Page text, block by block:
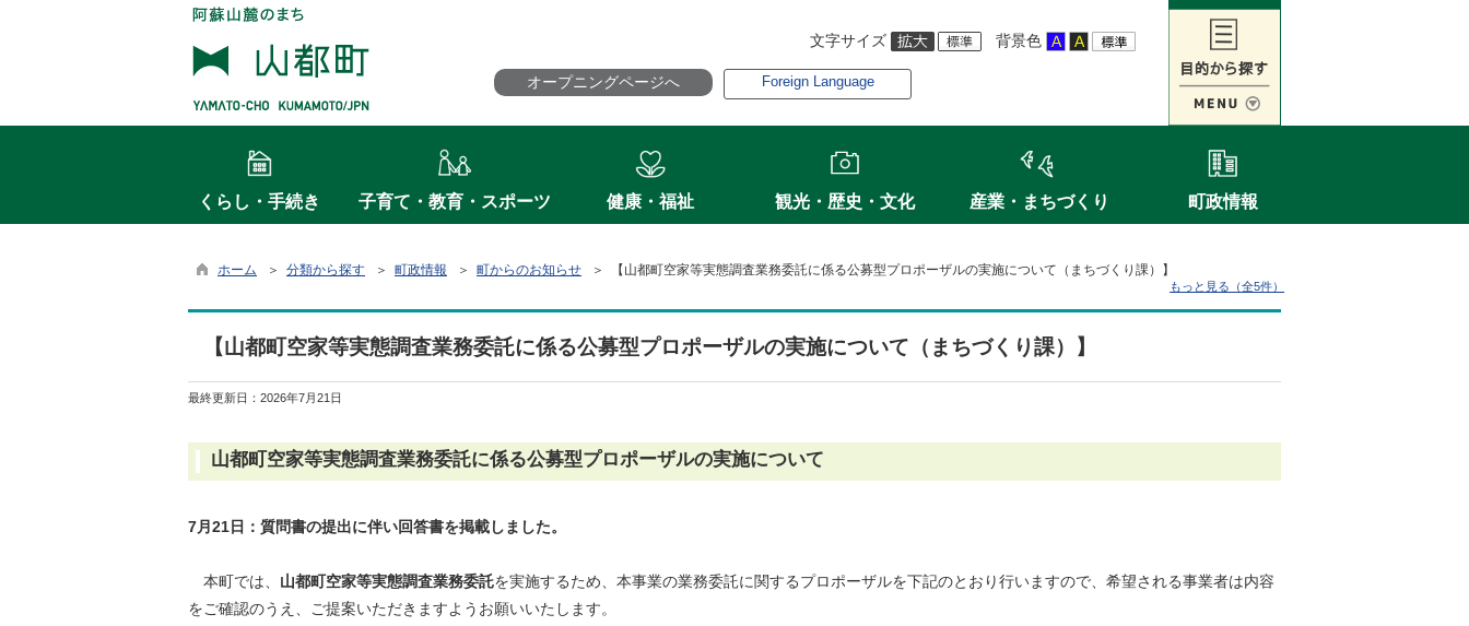
文字サイズ 背景色
オープニングページへ Foreign Language
くらし・手続き 子育て・教育・スポーツ 健康・福祉 観光・歴史・文化 産業・まちづくり 町政情報
ホーム ＞ 分類から探す ＞ 町政情報 ＞ 町からのお知らせ ＞ 【山都町空家等実態調査業務委託に係る公募型プロポーザルの実施について（まちづくり課）】
もっと見る（全5件）
【山都町空家等実態調査業務委託に係る公募型プロポーザルの実施について（まちづくり課）】
最終更新日： 2026年7月21日
山都町空家等実態調査業務委託に係る公募型プロポーザルの実施について
7月21日：質問書の提出に伴い回答書を掲載しました。
本町では、 山都町空家等実態調査業務委託を実施するため、本事業の業務委託に関するプロポーザルを下記のとおり行いますので、希望される事業者は内容
をご確認のうえ、ご提案いただきますようお願いいたします。